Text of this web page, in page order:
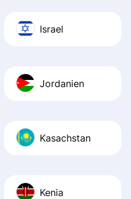
Israel
Jordanien
Kasachstan
Kenia